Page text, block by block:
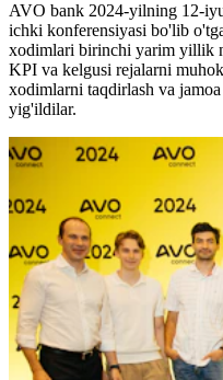
AVO bank 2024-yilning 12-
ichki konferensiyasi bo'lib
xodimlari birinchi yarim yillik
KPI va kelgusi rejalarni
xodimlarni taqdirlash va
yig'ildilar.